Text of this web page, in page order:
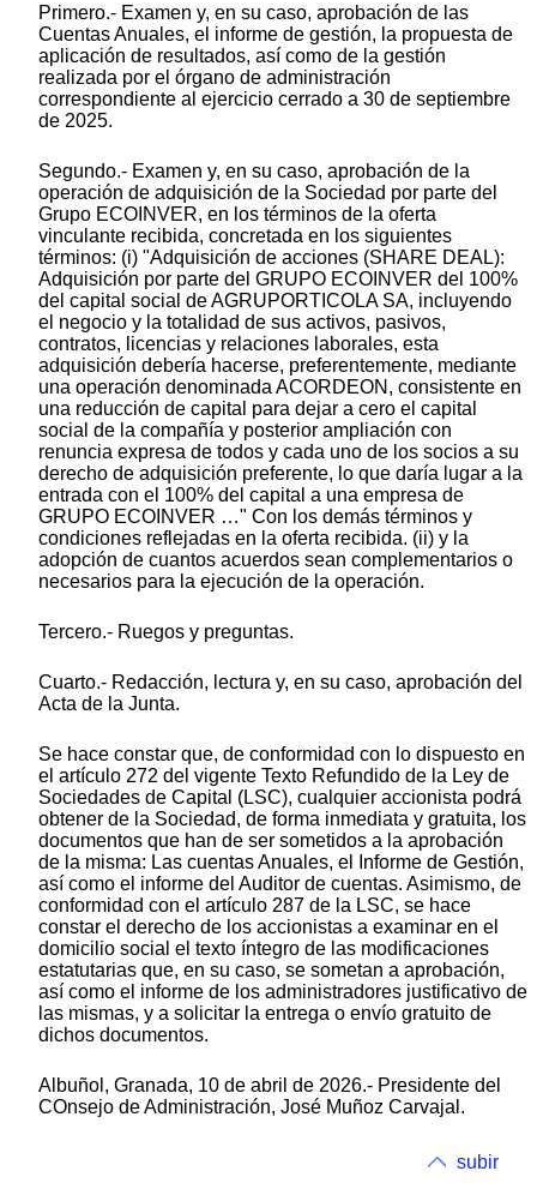
Primero.- Examen y, en su caso, aprobación de las
Cuentas Anuales, el informe de gestión, la propuesta de
aplicación de resultados, así como de la gestión
realizada por el órgano de administración
correspondiente al ejercicio cerrado a 30 de septiembre
de 2025.
Segundo.- Examen y, en su caso, aprobación de la
operación de adquisición de la Sociedad por parte del
Grupo ECOINVER, en los términos de la oferta
vinculante recibida, concretada en los siguientes
términos: (i) "Adquisición de acciones (SHARE DEAL):
Adquisición por parte del GRUPO ECOINVER del 100%
del capital social de AGRUPORTICOLA SA, incluyendo
el negocio y la totalidad de sus activos, pasivos,
contratos, licencias y relaciones laborales, esta
adquisición debería hacerse, preferentemente, mediante
una operación denominada ACORDEON, consistente en
una reducción de capital para dejar a cero el capital
social de la compañía y posterior ampliación con
renuncia expresa de todos y cada uno de los socios a su
derecho de adquisición preferente, lo que daría lugar a la
entrada con el 100% del capital a una empresa de
GRUPO ECOINVER …" Con los demás términos y
condiciones reflejadas en la oferta recibida. (ii) y la
adopción de cuantos acuerdos sean complementarios o
necesarios para la ejecución de la operación.
Tercero.- Ruegos y preguntas.
Cuarto.- Redacción, lectura y, en su caso, aprobación del
Acta de la Junta.
Se hace constar que, de conformidad con lo dispuesto en
el artículo 272 del vigente Texto Refundido de la Ley de
Sociedades de Capital (LSC), cualquier accionista podrá
obtener de la Sociedad, de forma inmediata y gratuita, los
documentos que han de ser sometidos a la aprobación
de la misma: Las cuentas Anuales, el Informe de Gestión,
así como el informe del Auditor de cuentas. Asimismo, de
conformidad con el artículo 287 de la LSC, se hace
constar el derecho de los accionistas a examinar en el
domicilio social el texto íntegro de las modificaciones
estatutarias que, en su caso, se sometan a aprobación,
así como el informe de los administradores justificativo de
las mismas, y a solicitar la entrega o envío gratuito de
dichos documentos.
Albuñol, Granada, 10 de abril de 2026.- Presidente del
COnsejo de Administración, José Muñoz Carvajal.
subir